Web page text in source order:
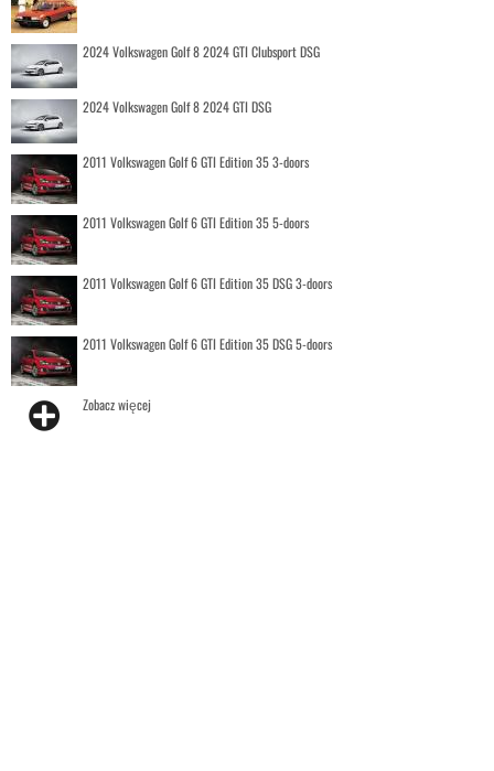
2024 Volkswagen Golf 8 2024 GTI Clubsport DSG
2024 Volkswagen Golf 8 2024 GTI DSG
2011 Volkswagen Golf 6 GTI Edition 35 3-doors
2011 Volkswagen Golf 6 GTI Edition 35 5-doors
2011 Volkswagen Golf 6 GTI Edition 35 DSG 3-doors
2011 Volkswagen Golf 6 GTI Edition 35 DSG 5-doors
Zobacz więcej